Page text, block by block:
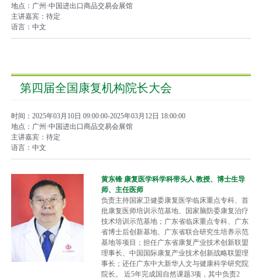
地点：广州·中国进出口商品交易会展馆
主讲嘉宾：待定
语言：中文
第四届全国康复机构院长大会
时间：2025年03月10日 09:00:00-2025年03月12日 18:00:00
地点：广州·中国进出口商品交易会展馆
主讲嘉宾：待定
语言：中文
黄东锋 康复医学科学科带头人 教授、博士生导
师、主任医师
负责主持国家卫健委康复医学临床重点专科、首
批康复医师培训示范基地、国家脑防委康复治疗
技术培训示范基地；广东省临床重点专科、广东
省博士后创新基地、广东省联合研究生培养示范
基地等项目；担任广东省康复产业技术创新联盟
理事长、中国国际康复产业技术创新战略联盟理
事长；还任广东中大新华人文与健康科学研究院
院长。 近5年完成国自然课题3项，其中负责2